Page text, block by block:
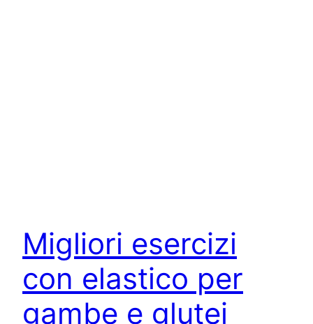
Migliori esercizi
con elastico per
gambe e glutei